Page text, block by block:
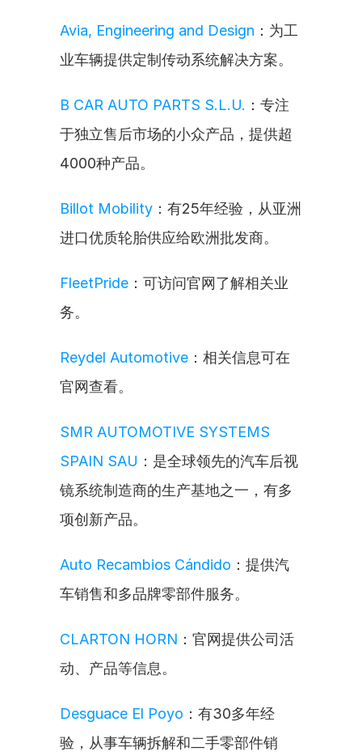
Avia, Engineering and Design ：为工
业车辆提供定制传动系统解决方案。
B CAR AUTO PARTS S.L.U. ：专注
于独立售后市场的小众产品，提供超
4000种产品。
Billot Mobility ：有25年经验，从亚洲
进口优质轮胎供应给欧洲批发商。
FleetPride ：可访问官网了解相关业
务。
Reydel Automotive ：相关信息可在
官网查看。
SMR AUTOMOTIVE SYSTEMS
SPAIN SAU ：是全球领先的汽车后视
镜系统制造商的生产基地之一，有多
项创新产品。
Auto Recambios Cándido ：提供汽
车销售和多品牌零部件服务。
CLARTON HORN ：官网提供公司活
动、产品等信息。
Desguace El Poyo ：有30多年经
验，从事车辆拆解和二手零部件销